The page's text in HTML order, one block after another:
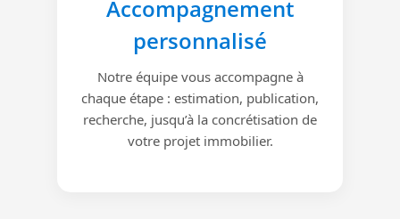
Accompagnement
personnalisé
Notre équipe vous accompagne à
chaque étape : estimation, publication,
recherche, jusqu’à la concrétisation de
votre projet immobilier.